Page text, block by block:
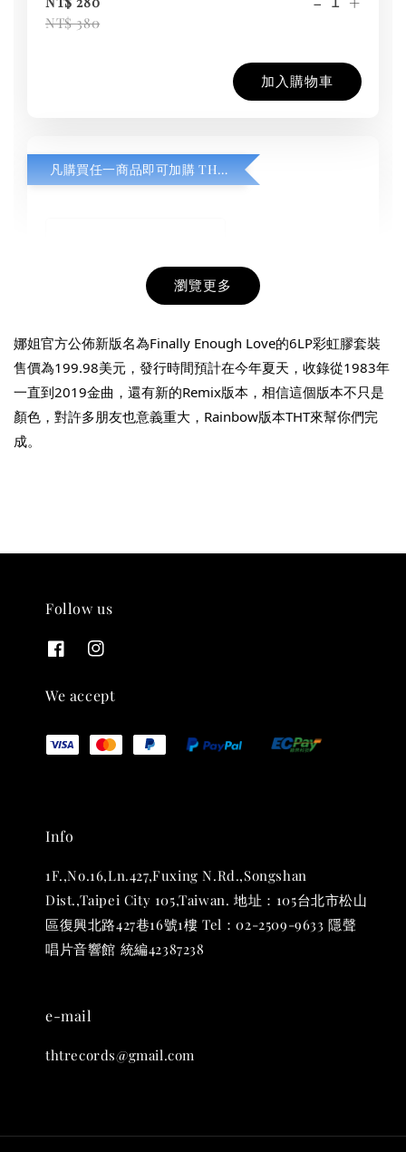
NT$ 380
加入購物車
凡購買任一商品即可加購 THT 九週年紀念 T-shirt
THT 九週年紀念 T-shirt
加入購物車
THT 九週年 唱片墊 (2入一組)
NT$ 480
瀏覽更多
娜姐官方公佈新版名為Finally Enough Love的6LP彩虹膠套裝
售價為199.98美元，發行時間預計在今年夏天，收錄從1983年
一直到2019金曲，還有新的Remix版本，相信這個版本不只是
顏色，對許多朋友也意義重大，Rainbow版本THT來幫你們完
成。
Follow us
We accept
Info
1F.,No.16,Ln.427,Fuxing N.Rd.,Songshan
Dist.,Taipei City 105,Taiwan. 地址：105台北市松山
區復興北路427巷16號1樓 Tel：02-2509-9633 隱聲
唱片音響館 統編42387238
e-mail
thtrecords@gmail.com